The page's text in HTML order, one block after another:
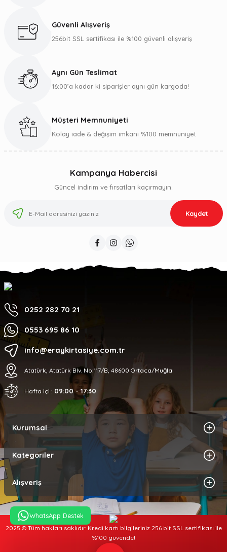
Güvenli Alışveriş
256bit SSL sertifikası ile %100 güvenli alışveriş
Aynı Gün Teslimat
16:00’a kadar ki siparişler aynı gün kargoda!
Müşteri Memnuniyeti
Kolay iade & değişim imkanı %100 memnuniyet
Kampanya Habercisi
Güncel indirim ve fırsatları kaçırmayın.
Kaydet
0252 282 70 21
0553 695 86 10
info@eraykirtasiye.com.tr
Atatürk, Atatürk Blv. No:117/B, 48600 Ortaca/Muğla
Hafta içi : 09:00 - 17:30
Kurumsal
Kategoriler
Alışveriş
2025 © Tüm hakları saklıdır. Kredi kartı bilgileriniz 256 bit SSL sertifikası ile
%100 güvende!
WhatsApp Destek